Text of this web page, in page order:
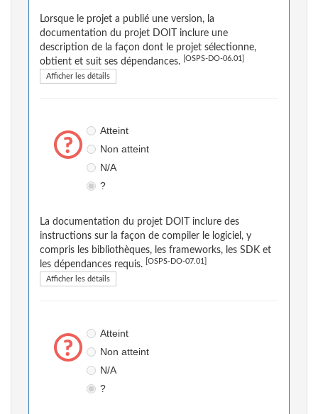
Lorsque le projet a publié une version, la
documentation du projet DOIT inclure une
description de la façon dont le projet sélectionne,
obtient et suit ses dépendances.
[OSPS-DO-06.01]
Afficher les détails
Atteint
Non atteint
N/A
?
La documentation du projet DOIT inclure des
instructions sur la façon de compiler le logiciel, y
compris les bibliothèques, les frameworks, les SDK et
les dépendances requis.
[OSPS-DO-07.01]
Afficher les détails
Atteint
Non atteint
N/A
?